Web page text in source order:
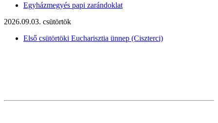
Egyházmegyés papi zarándoklat
2026.09.03. csütörtök
Első csütörtöki Eucharisztia ünnep (Ciszterci)